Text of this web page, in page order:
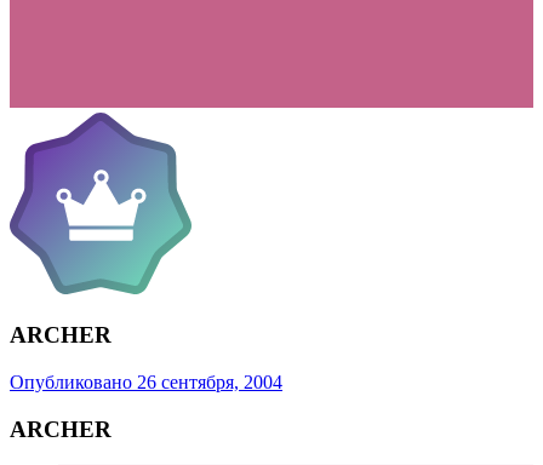
ARCHER
Опубликовано 26 сентября, 2004
ARCHER